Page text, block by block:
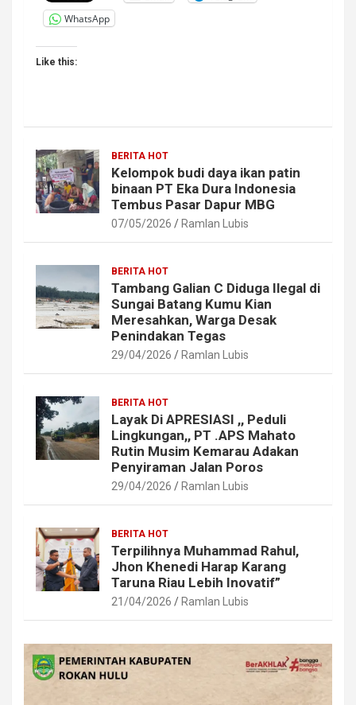
WhatsApp
Like this:
BERITA HOT
Kelompok budi daya ikan patin
binaan PT Eka Dura Indonesia
Tembus Pasar Dapur MBG
07/05/2026 Ramlan Lubis
BERITA HOT
Tambang Galian C Diduga Ilegal di
Sungai Batang Kumu Kian
Meresahkan, Warga Desak
Penindakan Tegas
29/04/2026 Ramlan Lubis
BERITA HOT
Layak Di APRESIASI ,, Peduli
Lingkungan,, PT .APS Mahato
Rutin Musim Kemarau Adakan
Penyiraman Jalan Poros
29/04/2026 Ramlan Lubis
BERITA HOT
Terpilihnya Muhammad Rahul,
Jhon Khenedi Harap Karang
Taruna Riau Lebih Inovatif”
21/04/2026 Ramlan Lubis